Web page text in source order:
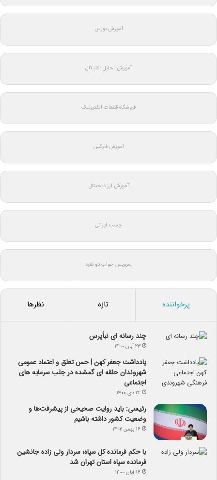
آموزش بورس
آموزش تحلیل تکنیکال
فروشگاه قطعات الکترونیک
آموزش فارکس
آموزش ارز دیجیتال
چسب ایرانی
سرویس خواب دو نفره
پرخواننده تازه نظرها
چند رسانه ای نبأپرس
۲۳ آبان ۱۴۰۰
یادداشت جعفر کهن | حس تعلق و اعتماد عمومی
شهروندان حلقه ای گمشده در جلب سرمایه های
اجتماعی
۲۲ دی ۱۴۰۰
رئیسی: باید روایت صحیحی از پیشرفت‌ها و
وضعیت کشور داشته باشیم
۱۶ بهمن ۱۴۰۲
با حکم فرمانده کل سپاه؛ سردار ولی زاده جانشین
فرمانده سپاه استان تهران شد
۱۶ آبان ۱۴۰۰